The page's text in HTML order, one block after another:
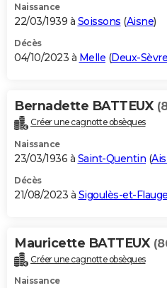
Naissance
22/03/1939 à Soissons (Aisne)
Décès
04/10/2023 à Melle (Deux-
Bernadette BATTEUX
Créer une cagnotte obsèques
Naissance
23/03/1936 à Saint-Quentin (
Décès
21/08/2023 à Sigoulès-et-
Mauricette BATTEUX
Créer une cagnotte obsèques
Naissance